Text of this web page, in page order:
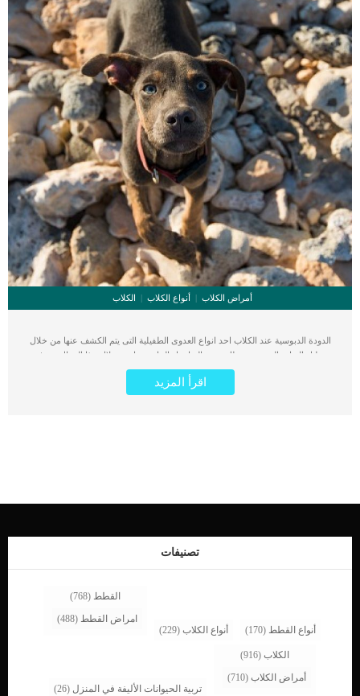
أمراض الكلاب أنواع الكلاب الكلاب
الدودة الدبوسية عند الكلاب احد انواع العدوى الطفيلية التى يتم الكشف عنها من خلال
تحليل البراز والتى سنقدم لك جميع التفاصيل الخاصة بها من خلال هذا المقال. تعرف
الدودة الدبواسية باسم “stercoralis” او الكائن الاسطوانى فى مجال الطب البيطرى.
اضف الى معلوماتك ان هذا الطفيلى المرعوف بالدودة الدبوسية يمكن ان يصيب الكلاب
والبشر ايضا. تصعب هذه الدودة عملية الاخراج بشكل كبير وتجعل التبرز من اكثر العمليات
اقرأ المزيد
تصنيفات
أنواع القطط (170) أنواع الكلاب (229)
القطط (768)
امراض القطط (488)
الكلاب (916)
أمراض الكلاب (710)
تربية الحيوانات الأليفة في المنزل (26)